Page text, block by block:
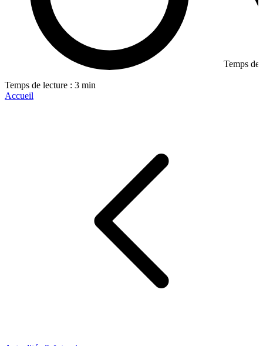
Temps de lecture : 3 min
Temps de
Accueil